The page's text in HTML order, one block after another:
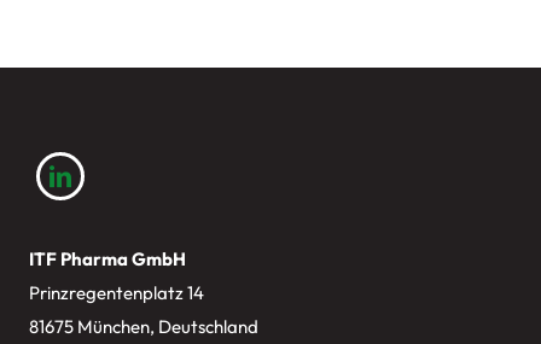
ITF Pharma GmbH
Prinzregentenplatz 14
81675 München, Deutschland